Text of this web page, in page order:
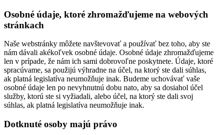
Osobné údaje, ktoré zhromažďujeme na webových
stránkach
Naše webstránky môžete navštevovať a používať bez toho, aby ste
nám dávali akékoľvek osobné údaje. Osobné údaje zhromažďujeme
len v prípade, že nám ich sami dobrovoľne poskytnete. Údaje, ktoré
spracúvame, sa použijú výhradne na účel, na ktorý ste dali súhlas,
ak platná legislatíva neumožňuje inak. Budeme uchovávať vaše
osobné údaje len po nevyhnutnú dobu nato, aby sa dosiahol účel
služby, ktorú ste si vyžiadali, alebo účel, na ktorý ste dali svoj
súhlas, ak platná legislatíva neumožňuje inak.
Dotknuté osoby majú právo